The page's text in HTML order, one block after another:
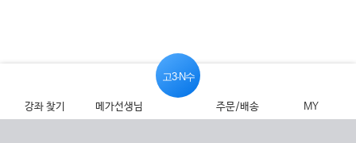
강좌 찾기 메가선생님 주문/배송 MY
고3·N수